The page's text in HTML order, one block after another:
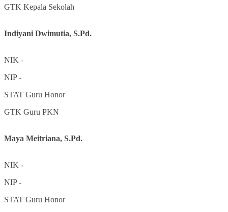
GTK Kepala Sekolah
Indiyani Dwimutia, S.Pd.
NIK -
NIP-
STAT Guru Honor
GTK Guru PKN
Maya Meitriana, S.Pd.
NIK -
NIP-
STAT Guru Honor